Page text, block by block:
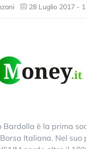
28 Luglio 2017 -
Bardolla è la prima
Italiana. Nel suo